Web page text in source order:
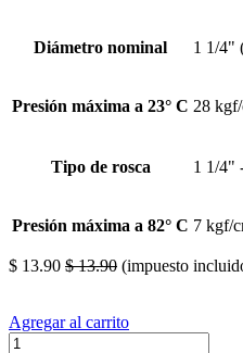
Diámetro nominal 1 1/4"
Presión máxima a 23° C 28
Tipo de rosca 1 1/4"
Presión máxima a 82° C 7 kgf/
$ 13.90 $13.90 (impuesto
Agregar al carrito